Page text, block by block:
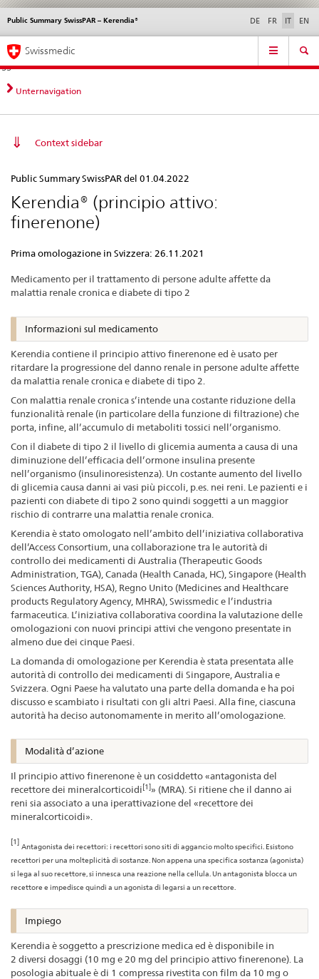
Navigazione
diretta:
novità,
aspetti
contatto
Novità &
norme
Contatto | Supporto &
aiuto
Public Summary SwissPAR – Kerendia® DE FR IT EN
Service
Navigation
Swissmedic
Unternavigation
Context sidebar
Summary
SwissPAR
–
Kerendia®
Public Summary SwissPAR del 01.04.2022
Kerendia® (principio attivo:
finerenone)
Prima omologazione in Svizzera: 26.11.2021
Medicamento per il trattamento di persone adulte affette da
malattia renale cronica e diabete di tipo 2
Informazioni sul medicamento
Kerendia contiene il principio attivo finerenone ed è usato per
ritardare la progressione del danno renale in persone adulte affette
da malattia renale cronica e diabete di tipo 2.
Con malattia renale cronica s’intende una costante riduzione della
funzionalità renale (in particolare della funzione di filtrazione) che
porta, infine, all’accumulo di metaboliti tossici nell’organismo.
Con il diabete di tipo 2 il livello di glicemia aumenta a causa di una
diminuzione dell’efficacia dell’ormone insulina presente
nell’organismo (insulinoresistenza). Un costante aumento del livello
di glicemia causa danni ai vasi più piccoli, p.es. nei reni. Le pazienti e i
pazienti con diabete di tipo 2 sono quindi soggetti a un maggior
rischio di contrarre una malattia renale cronica.
Kerendia è stato omologato nell’ambito dell’iniziativa collaborativa
dell’Access Consortium, una collaborazione tra le autorità di
controllo dei medicamenti di Australia (Therapeutic Goods
Administration, TGA), Canada (Health Canada, HC), Singapore (Health
Sciences Authority, HSA), Regno Unito (Medicines and Healthcare
products Regulatory Agency, MHRA), Swissmedic e l’industria
farmaceutica. L’iniziativa collaborativa coordina la valutazione delle
omologazioni con nuovi principi attivi che vengono presentate in
almeno due dei cinque Paesi.
La domanda di omologazione per Kerendia è stata presentata alle
autorità di controllo dei medicamenti di Singapore, Australia e
Svizzera. Ogni Paese ha valutato una parte della domanda e ha poi
discusso e scambiato i risultati con gli altri Paesi. Alla fine, ciascuna
autorità ha deciso autonomamente in merito all’omologazione.
Modalità d’azione
Il principio attivo finerenone è un cosiddetto «antagonista del
recettore dei mineralcorticoidi[1]» (MRA). Si ritiene che il danno ai
reni sia associato a una iperattivazione del «recettore dei
mineralcorticoidi».
[1]
Antagonista dei recettori: i recettori sono siti di aggancio molto specifici. Esistono
recettori per una molteplicità di sostanze. Non appena una specifica sostanza (agonista)
si lega al suo recettore, si innesca una reazione nella cellula. Un antagonista blocca un
recettore e impedisce quindi a un agonista di legarsi a un recettore.
Impiego
Kerendia è soggetto a prescrizione medica ed è disponibile in
2 diversi dosaggi (10 mg e 20 mg del principio attivo finerenone). La
posologia abituale è di 1 compressa rivestita con film da 10 mg o